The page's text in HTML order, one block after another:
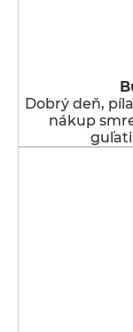
Dobrý deň,
nákup